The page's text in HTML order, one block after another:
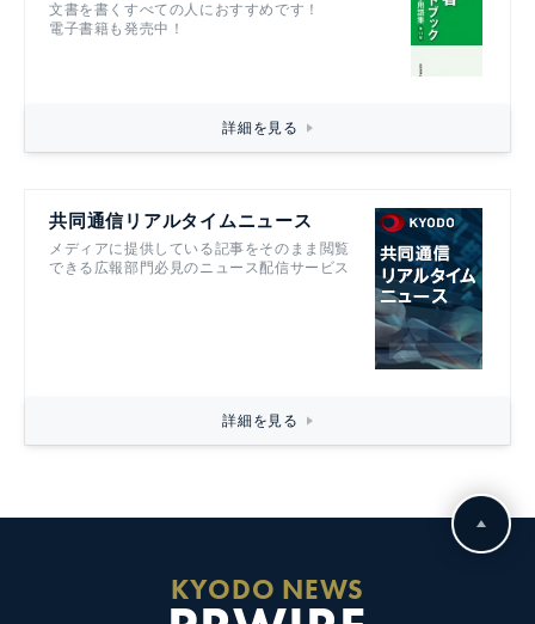
文書を書くすべての人におすすめです！
電子書籍も発売中！
詳細を見る
共同通信リアルタイムニュース
メディアに提供している記事をそのまま閲覧
できる広報部門必見のニュース配信サービス
詳細を見る
KYODO NEWS